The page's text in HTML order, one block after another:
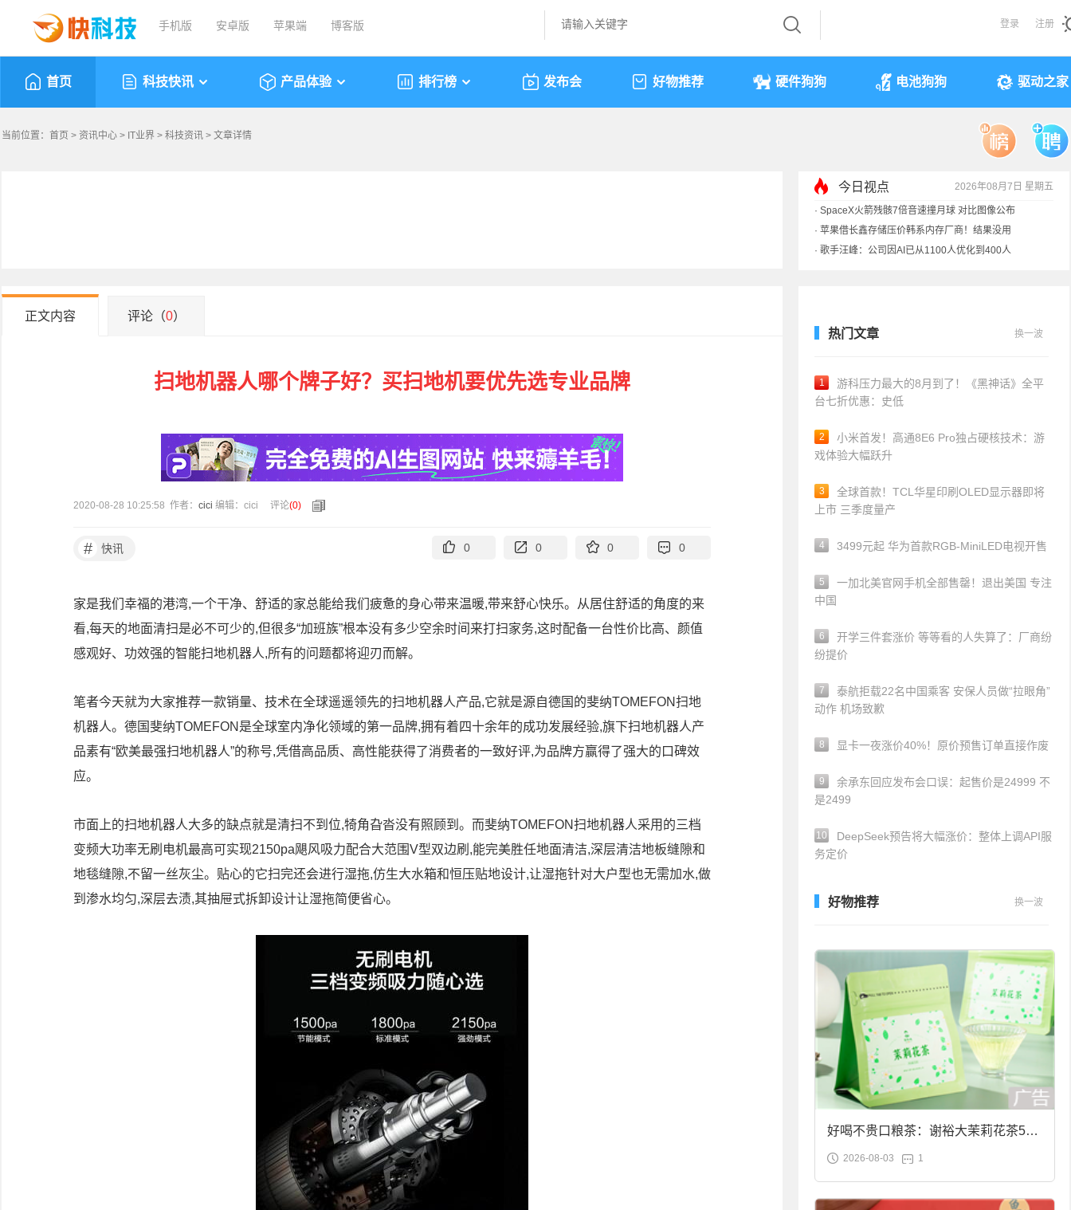
手机版 安卓版 苹果端 博客版 登录 注册
首页 科技快讯 产品体验 排行榜 发布会 好物推荐 硬件狗狗 电池狗狗 驱动之家
当前位置： 首页 > 资讯中心 > IT业界 > 科技资讯 > 文章详情
今日视点 2026年08月7日 星期五
· SpaceX火箭残骸7倍音速撞月球 对比图像公布
· 苹果借长鑫存储压价韩系内存厂商！结果没用
· 歌手汪峰：公司因AI已从1100人优化到400人
正文内容 评论（0）
扫地机器人哪个牌子好？买扫地机要优先选专业品牌
2020-08-28 10:25:58 作者： cici 编辑：cici 评论(0)
# 快讯 0 0 0 0
家是我们幸福的港湾,一个干净、舒适的家总能给我们疲惫的身心带来温暖,带来舒心快乐。从居住舒适的角度的来
看,每天的地面清扫是必不可少的,但很多“加班族”根本没有多少空余时间来打扫家务,这时配备一台性价比高、颜值
感观好、功效强的智能扫地机器人,所有的问题都将迎刃而解。
笔者今天就为大家推荐一款销量、技术在全球遥遥领先的扫地机器人产品,它就是源自德国的斐纳TOMEFON扫地
机器人。德国斐纳TOMEFON是全球室内净化领域的第一品牌,拥有着四十余年的成功发展经验,旗下扫地机器人产
品素有“欧美最强扫地机器人”的称号,凭借高品质、高性能获得了消费者的一致好评,为品牌方赢得了强大的口碑效
应。
市面上的扫地机器人大多的缺点就是清扫不到位,犄角旮沓没有照顾到。而斐纳TOMEFON扫地机器人采用的三档
变频大功率无刷电机最高可实现2150pa飓风吸力配合大范围V型双边刷,能完美胜任地面清洁,深层清洁地板缝隙和
地毯缝隙,不留一丝灰尘。贴心的它扫完还会进行湿拖,仿生大水箱和恒压贴地设计,让湿拖针对大户型也无需加水,做
到渗水均匀,深层去渍,其抽屉式拆卸设计让湿拖简便省心。
热门文章 换一波
1
游科压力最大的8月到了！《黑神话》全平
台七折优惠：史低
2
小米首发！高通8E6 Pro独占硬核技术：游
戏体验大幅跃升
3
全球首款！TCL华星印刷OLED显示器即将
上市 三季度量产
4 3499元起 华为首款RGB-MiniLED电视开售
5
一加北美官网手机全部售罄！退出美国 专注
中国
6
开学三件套涨价 等等看的人失算了：厂商纷
纷提价
7
泰航拒载22名中国乘客 安保人员做“拉眼角”
动作 机场致歉
8 显卡一夜涨价40%！原价预售订单直接作废
9
余承东回应发布会口误：起售价是24999 不
是2499
10
DeepSeek预告将大幅涨价：整体上调API服
务定价
好物推荐 换一波
好喝不贵口粮茶：谢裕大茉莉花茶50g
袋装9.9元到手
2026-08-03 1